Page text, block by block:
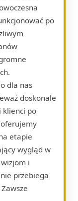
po
dla nas
doskonale
klienci po
etapie
wygląd w
i
przebiega